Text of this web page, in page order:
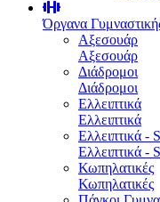
Όργανα
Αξεσουάρ
Αξεσουάρ
Διάδρομοι
Διάδρομοι
Ελλειπτικά
Ελλειπτικά
Ελλειπτικά -
Ελλειπτικά -
Κωπηλατικές
Κωπηλατικές